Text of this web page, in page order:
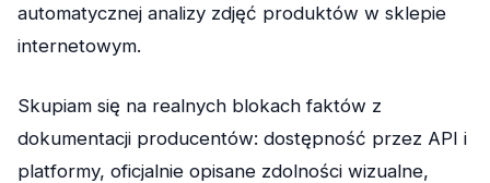
automatycznej analizy zdjęć produktów w sklepie
internetowym.
Skupiam się na realnych blokach faktów z
dokumentacji producentów: dostępność przez API i
platformy, oficjalnie opisane zdolności wizualne,